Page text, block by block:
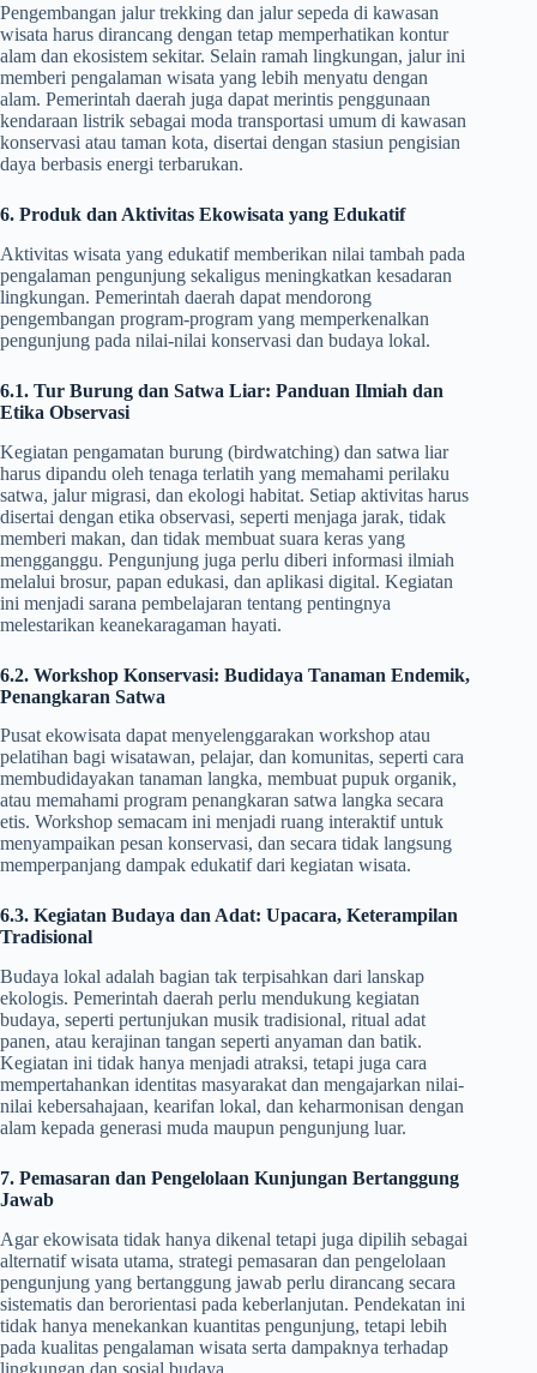
Pengembangan jalur trekking dan jalur sepeda di kawasan
wisata harus dirancang dengan tetap memperhatikan kontur
alam dan ekosistem sekitar. Selain ramah lingkungan, jalur ini
memberi pengalaman wisata yang lebih menyatu dengan
alam. Pemerintah daerah juga dapat merintis penggunaan
kendaraan listrik sebagai moda transportasi umum di kawasan
konservasi atau taman kota, disertai dengan stasiun pengisian
daya berbasis energi terbarukan.
6. Produk dan Aktivitas Ekowisata yang Edukatif
Aktivitas wisata yang edukatif memberikan nilai tambah pada
pengalaman pengunjung sekaligus meningkatkan kesadaran
lingkungan. Pemerintah daerah dapat mendorong
pengembangan program-program yang memperkenalkan
pengunjung pada nilai-nilai konservasi dan budaya lokal.
6.1. Tur Burung dan Satwa Liar: Panduan Ilmiah dan
Etika Observasi
Kegiatan pengamatan burung (birdwatching) dan satwa liar
harus dipandu oleh tenaga terlatih yang memahami perilaku
satwa, jalur migrasi, dan ekologi habitat. Setiap aktivitas harus
disertai dengan etika observasi, seperti menjaga jarak, tidak
memberi makan, dan tidak membuat suara keras yang
mengganggu. Pengunjung juga perlu diberi informasi ilmiah
melalui brosur, papan edukasi, dan aplikasi digital. Kegiatan
ini menjadi sarana pembelajaran tentang pentingnya
melestarikan keanekaragaman hayati.
6.2. Workshop Konservasi: Budidaya Tanaman Endemik,
Penangkaran Satwa
Pusat ekowisata dapat menyelenggarakan workshop atau
pelatihan bagi wisatawan, pelajar, dan komunitas, seperti cara
membudidayakan tanaman langka, membuat pupuk organik,
atau memahami program penangkaran satwa langka secara
etis. Workshop semacam ini menjadi ruang interaktif untuk
menyampaikan pesan konservasi, dan secara tidak langsung
memperpanjang dampak edukatif dari kegiatan wisata.
6.3. Kegiatan Budaya dan Adat: Upacara, Keterampilan
Tradisional
Budaya lokal adalah bagian tak terpisahkan dari lanskap
ekologis. Pemerintah daerah perlu mendukung kegiatan
budaya, seperti pertunjukan musik tradisional, ritual adat
panen, atau kerajinan tangan seperti anyaman dan batik.
Kegiatan ini tidak hanya menjadi atraksi, tetapi juga cara
mempertahankan identitas masyarakat dan mengajarkan nilai-
nilai kebersahajaan, kearifan lokal, dan keharmonisan dengan
alam kepada generasi muda maupun pengunjung luar.
7. Pemasaran dan Pengelolaan Kunjungan Bertanggung
Jawab
Agar ekowisata tidak hanya dikenal tetapi juga dipilih sebagai
alternatif wisata utama, strategi pemasaran dan pengelolaan
pengunjung yang bertanggung jawab perlu dirancang secara
sistematis dan berorientasi pada keberlanjutan. Pendekatan ini
tidak hanya menekankan kuantitas pengunjung, tetapi lebih
pada kualitas pengalaman wisata serta dampaknya terhadap
lingkungan dan sosial budaya.